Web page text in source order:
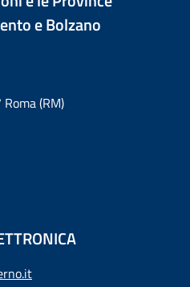
e Bolzano
(RM)